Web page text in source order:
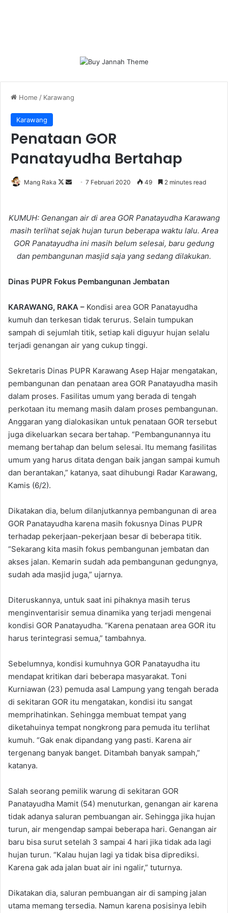
Home / Karawang
Karawang
Penataan GOR
Panatayudha Bertahap
Mang Raka
Follow
Send7 Februari 2020 49 2 minutes read
KUMUH: Genangan air di area GOR Panatayudha Karawang
masih terlihat sejak hujan turun beberapa waktu lalu. Area
GOR Panatayudha ini masih belum selesai, baru gedung
dan pembangunan masjid saja yang sedang dilakukan.
Dinas PUPR Fokus Pembangunan Jembatan
KARAWANG, RAKA – Kondisi area GOR Panatayudha
kumuh dan terkesan tidak terurus. Selain tumpukan
sampah di sejumlah titik, setiap kali diguyur hujan selalu
terjadi genangan air yang cukup tinggi.
Sekretaris Dinas PUPR Karawang Asep Hajar mengatakan,
pembangunan dan penataan area GOR Panatayudha masih
dalam proses. Fasilitas umum yang berada di tengah
perkotaan itu memang masih dalam proses pembangunan.
Anggaran yang dialokasikan untuk penataan GOR tersebut
juga dikeluarkan secara bertahap. “Pembangunannya itu
memang bertahap dan belum selesai. Itu memang fasilitas
umum yang harus ditata dengan baik jangan sampai kumuh
dan berantakan,” katanya, saat dihubungi Radar Karawang,
Kamis (6/2).
Dikatakan dia, belum dilanjutkannya pembangunan di area
GOR Panatayudha karena masih fokusnya Dinas PUPR
terhadap pekerjaan-pekerjaan besar di beberapa titik.
“Sekarang kita masih fokus pembangunan jembatan dan
akses jalan. Kemarin sudah ada pembangunan gedungnya,
sudah ada masjid juga,” ujarnya.
Diteruskannya, untuk saat ini pihaknya masih terus
menginventarisir semua dinamika yang terjadi mengenai
kondisi GOR Panatayudha. “Karena penataan area GOR itu
harus terintegrasi semua,” tambahnya.
Sebelumnya, kondisi kumuhnya GOR Panatayudha itu
mendapat kritikan dari beberapa masyarakat. Toni
Kurniawan (23) pemuda asal Lampung yang tengah berada
di sekitaran GOR itu mengatakan, kondisi itu sangat
memprihatinkan. Sehingga membuat tempat yang
diketahuinya tempat nongkrong para pemuda itu terlihat
kumuh. “Gak enak dipandang yang pasti. Karena air
tergenang banyak banget. Ditambah banyak sampah,”
katanya.
Salah seorang pemilik warung di sekitaran GOR
Panatayudha Mamit (54) menuturkan, genangan air karena
tidak adanya saluran pembuangan air. Sehingga jika hujan
turun, air mengendap sampai beberapa hari. Genangan air
baru bisa surut setelah 3 sampai 4 hari jika tidak ada lagi
hujan turun. “Kalau hujan lagi ya tidak bisa diprediksi.
Karena gak ada jalan buat air ini ngalir,” tuturnya.
Dikatakan dia, saluran pembuangan air di samping jalan
utama memang tersedia. Namun karena posisinya lebih